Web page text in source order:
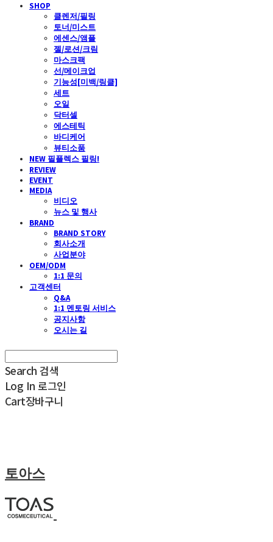
SHOP
클렌저/필링
토너/미스트
에센스/앰플
젤/로션/크림
마스크팩
선/메이크업
기능성[미백/링클]
세트
오일
닥터셀
에스테틱
바디케어
뷰티소품
NEW 필플렉스 필링!
REVIEW
EVENT
MEDIA
비디오
뉴스 및 행사
BRAND
BRAND STORY
회사소개
사업분야
OEM/ODM
1:1 문의
고객센터
Q&A
1:1 멘토링 서비스
공지사항
오시는 길
Search 검색
Log In 로그인
Cart장바구니
토아스